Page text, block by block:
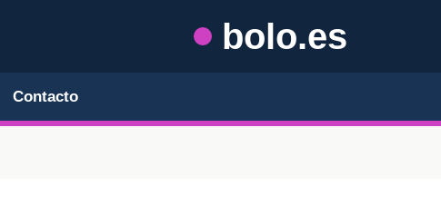
bolo.es
Contacto